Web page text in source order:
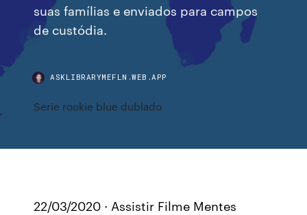
suas famílias e enviados para campos
de custódia.
ASKLIBRARYMEFLN.WEB.APP
Serie rookie blue dublado
22/03/2020 · Assistir Filme Mentes